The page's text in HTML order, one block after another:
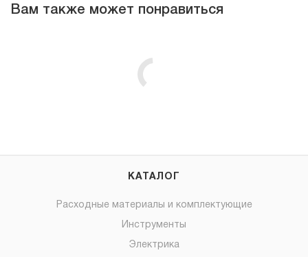
Вам также может понравиться
КАТАЛОГ
Расходные материалы и комплектующие
Инструменты
Электрика